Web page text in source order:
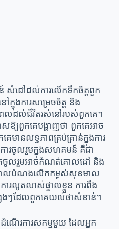
ដៅដល់ការលើកទឹកចិត្តពួក
ក្នុងការសម្រេចចិត្ត និង
ពលដល់ជីវិតរស់នៅរបស់ពួកគេ។
ឱ្យពួកគេបង្ហាញថា ពួកគេអាច
មានលទ្ធភាពគ្រប់គ្រាន់ក្នុងការ
ារចូលរួមក្នុងសហគមន៍ គឺជា
កចូលរួមអាចកំណត់គោលដៅ និង
គោលបំណងលើកកម្ពស់សុខមាល
រលូតលាស់ផ្ទាល់ខ្លួន ការពឹង
េងៗដែលពួកគេយល់ថាសំខាន់។
ណើរការសកម្មមួយ ដែលអ្នក